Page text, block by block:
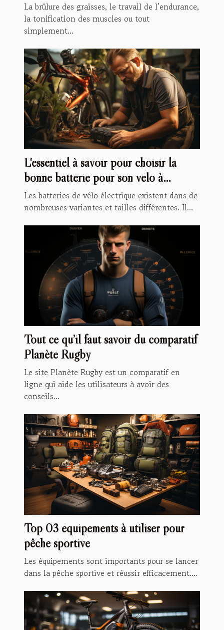
La brûlure des graisses, le travail de l’endurance,
la tonification des muscles ou tout
simplement...
L'essentiel à savoir pour choisir la
bonne batterie pour son vélo à
assistance électrique
Les batteries de vélo électrique existent dans de
nombreuses variantes et tailles différentes. Il...
Tout ce qu’il faut savoir du comparatif
Planète Rugby
Le site Planète Rugby est un comparatif en
ligne qui aide les utilisateurs à avoir des
conseils...
Top 03 équipements à utiliser pour
pêche sportive
Les équipements sont importants pour se lancer
dans la pêche sportive et réussir efficacement....